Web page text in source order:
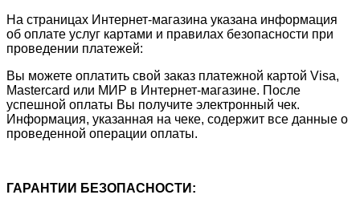
На страницах Интернет-магазина указана информация
об оплате услуг картами и правилах безопасности при
проведении платежей:
Вы можете оплатить свой заказ платежной картой Visa,
Mastercard или МИР в Интернет-магазине. После
успешной оплаты Вы получите электронный чек.
Информация, указанная на чеке, содержит все данные о
проведенной операции оплаты.
ГАРАНТИИ БЕЗОПАСНОСТИ: